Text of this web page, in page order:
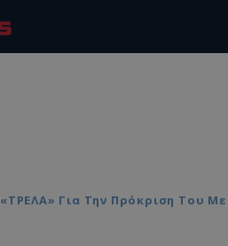
«ΤΡΕΛΑ» Για Την Πρόκριση Του